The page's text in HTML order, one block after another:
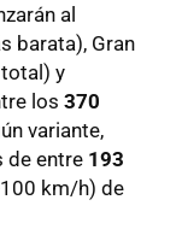
al
barata), Gran
y
los 370
variante,
de entre 193
km/h) de